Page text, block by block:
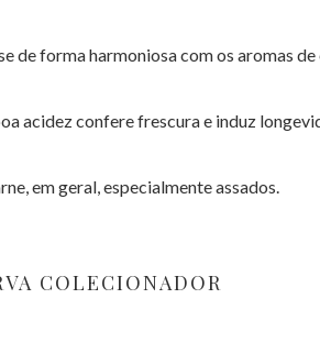
de forma harmoniosa com os aromas
acidez confere frescura e induz
em geral, especialmente assados.
COLECIONADOR